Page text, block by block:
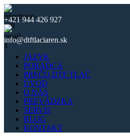
+421 944 426 927
info@dtftlaciaren.sk
JAZYK
PORADCA
PREČO DTF TLAČ
ÚVOD
O NÁS
PREVÁDZKA
SERVIS
BLOG
KONTAKT